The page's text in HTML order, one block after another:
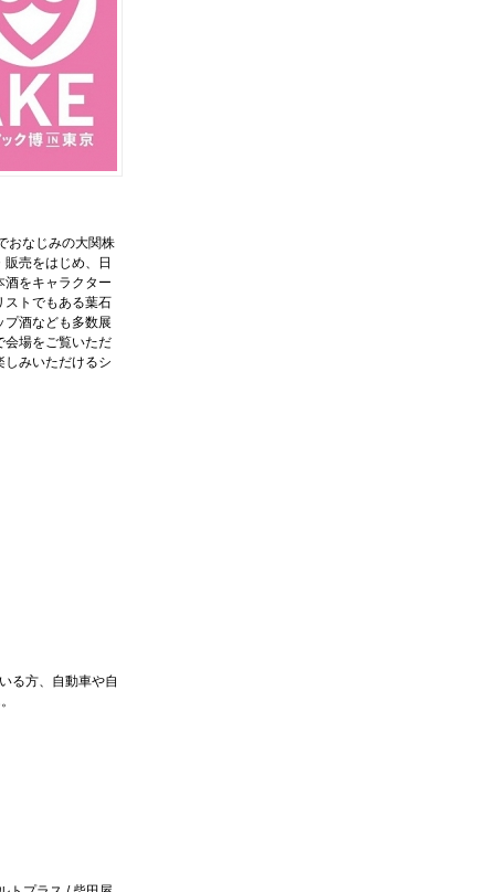
おなじみの大関株
売をはじめ、日
をキャラクター
ストでもある葉石
酒なども多数展
会場をご覧いただ
しみいただけるシ
る方、自動車や自